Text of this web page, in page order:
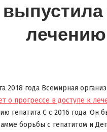
лечению
2018 года Вcемирная
о прогрессе в доступе к
гепатита С с 2016 года. Он
борьбы с гепатитом и